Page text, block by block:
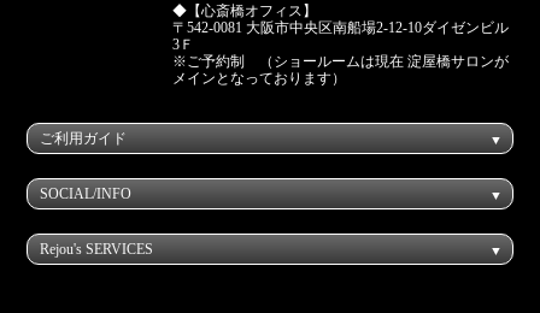
◆【心斎橋オフィス】
〒542-0081 大阪市中央区南船場2-12-10ダイゼンビル
3Ｆ
※ご予約制 （ショールームは現在 淀屋橋サロンが
メインとなっております）
ご利用ガイド
SOCIAL/INFO
Rejou's SERVICES